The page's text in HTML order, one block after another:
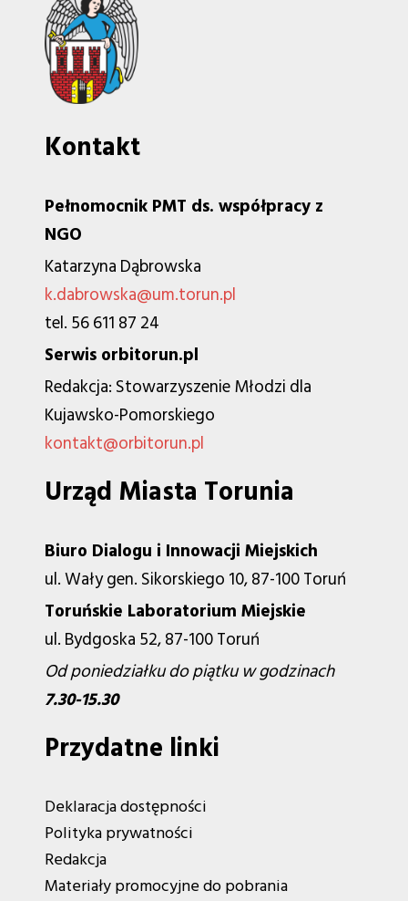
Kontakt
Pełnomocnik PMT ds. współpracy z
NGO
Katarzyna Dąbrowska
k.dabrowska@um.torun.pl
tel. 56 611 87 24
Serwis orbitorun.pl
Redakcja: Stowarzyszenie Młodzi dla
Kujawsko-Pomorskiego
kontakt@orbitorun.pl
Urząd Miasta Torunia
Biuro Dialogu i Innowacji Miejskich
ul. Wały gen. Sikorskiego 10, 87-100 Toruń
Toruńskie Laboratorium Miejskie
ul. Bydgoska 52, 87-100 Toruń
Od poniedziałku do piątku w godzinach
7.30-15.30
Przydatne linki
Deklaracja dostępności
Polityka prywatności
Redakcja
Materiały promocyjne do pobrania